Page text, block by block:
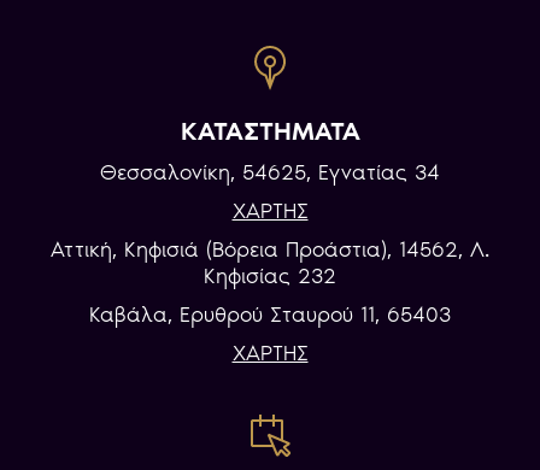
ΚΑΤΑΣΤΗΜΑΤΑ
Θεσσαλονίκη, 54625, Εγνατίας 34
ΧΑΡΤΗΣ
Αττική, Κηφισιά (Βόρεια Προάστια), 14562, Λ.
Κηφισίας 232
Καβάλα, Eρυθρού Σταυρού 11, 65403
ΧΑΡΤΗΣ